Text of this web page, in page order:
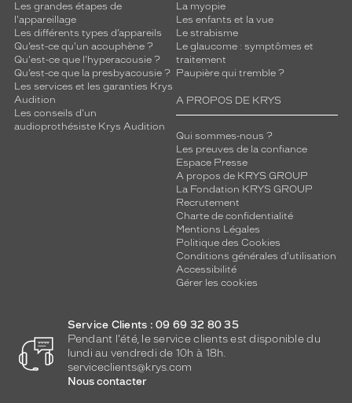
Les grandes étapes de
l'appareillage
Les différents types d’appareils
Qu’est-ce qu'un acouphène ?
Qu'est-ce que l'hyperacousie ?
Qu’est-ce que la presbyacousie ?
Les services et les garanties Krys
Audition
Les conseils d'un
audioprothésiste Krys Audition
La myopie
Les enfants et la vue
Le strabisme
Le glaucome : symptômes et
traitement
Paupière qui tremble ?
A PROPOS DE KRYS
Qui sommes-nous ?
Les preuves de la confiance
Espace Presse
A propos de KRYS GROUP
La Fondation KRYS GROUP
Recrutement
Charte de confidentialité
Mentions Légales
Politique des Cookies
Conditions générales d'utilisation
Accessibilité
Gérer les cookies
Service Clients : 09 69 32 80 35
Pendant l'été, le service clients est disponible du
lundi au vendredi de 10h à 18h.
serviceclients@krys.com
Nous contacter